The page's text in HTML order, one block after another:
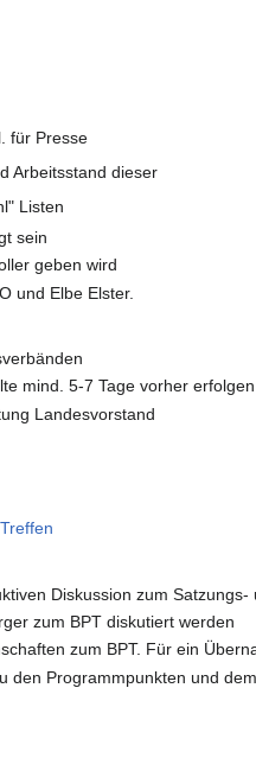
für Presse
Arbeitsstand dieser
Listen
sein
geben wird
und Elbe Elster.
mind. 5-7 Tage vorher
Landesvorstand
Diskussion zum
zum BPT diskutiert werden
zum BPT. Für ein
den Programmpunkten und